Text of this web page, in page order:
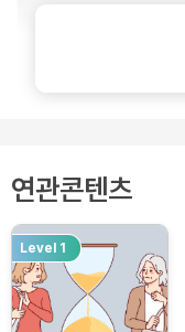
연관콘텐츠
Level 1